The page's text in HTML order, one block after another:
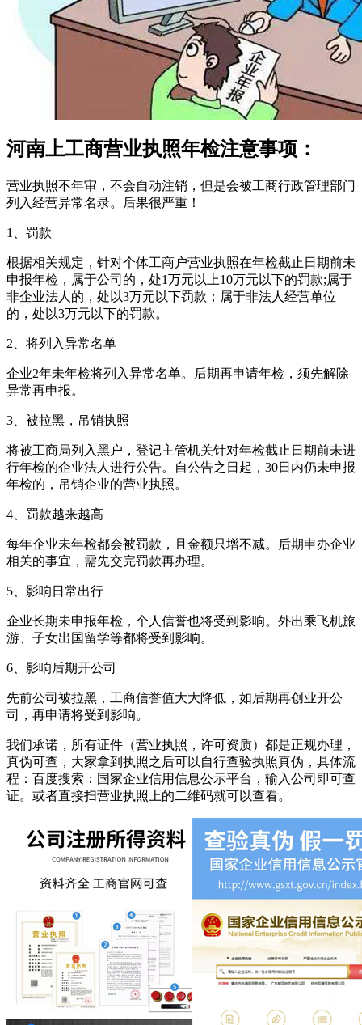
河南上工商营业执照年检注意事项：
营业执照不年审，不会自动注销，但是会被工商行政管理部门
列入经营异常名录。后果很严重！
1、罚款
根据相关规定，针对个体工商户营业执照在年检截止日期前未
申报年检，属于公司的，处1万元以上10万元以下的罚款;属于
非企业法人的，处以3万元以下罚款；属于非法人经营单位
的，处以3万元以下的罚款。
2、将列入异常名单
企业2年未年检将列入异常名单。后期再申请年检，须先解除
异常再申报。
3、被拉黑，吊销执照
将被工商局列入黑户，登记主管机关针对年检截止日期前未进
行年检的企业法人进行公告。自公告之日起，30日内仍未申报
年检的，吊销企业的营业执照。
4、罚款越来越高
每年企业未年检都会被罚款，且金额只增不减。后期申办企业
相关的事宜，需先交完罚款再办理。
5、影响日常出行
企业长期未申报年检，个人信誉也将受到影响。外出乘飞机旅
游、子女出国留学等都将受到影响。
6、影响后期开公司
先前公司被拉黑，工商信誉值大大降低，如后期再创业开公
司，再申请将受到影响。
我们承诺，所有证件（营业执照，许可资质）都是正规办理，
真伪可查，大家拿到执照之后可以自行查验执照真伪，具体流
程：百度搜索：国家企业信用信息公示平台，输入公司即可查
证。或者直接扫营业执照上的二维码就可以查看。